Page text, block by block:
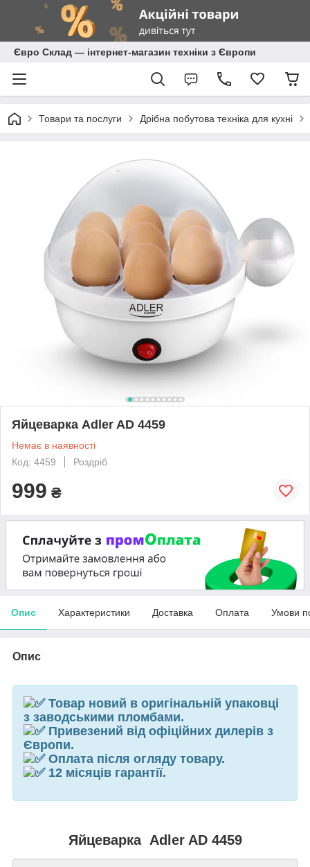
Євро Склад — інтернет-магазин техніки з Європи
Товари та послуги Дрібна побутова техніка для кухні
Яйцеварка Adler AD 4459
Немає в наявності
Код: 4459
Роздріб
999 ₴
Опис Характеристики Доставка Оплата Умови
Опис
Товар новий в оригінальній упаковці
з заводськими пломбами.
Привезений від офіційних дилерів з
Європи.
Оплата після огляду товару.
12 місяців гарантії.
Яйцеварка Adler AD 4459